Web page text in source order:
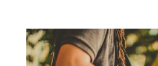
Zavřít menu